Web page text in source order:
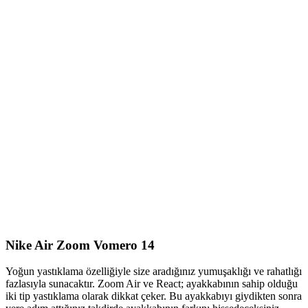
Nike Air Zoom Vomero 14
Yoğun yastıklama özelliğiyle size aradığınız yumuşaklığı ve rahatlığı
fazlasıyla sunacaktır. Zoom Air ve React; ayakkabının sahip olduğu
iki tip yastıklama olarak dikkat çeker. Bu ayakkabıyı giydikten sonra